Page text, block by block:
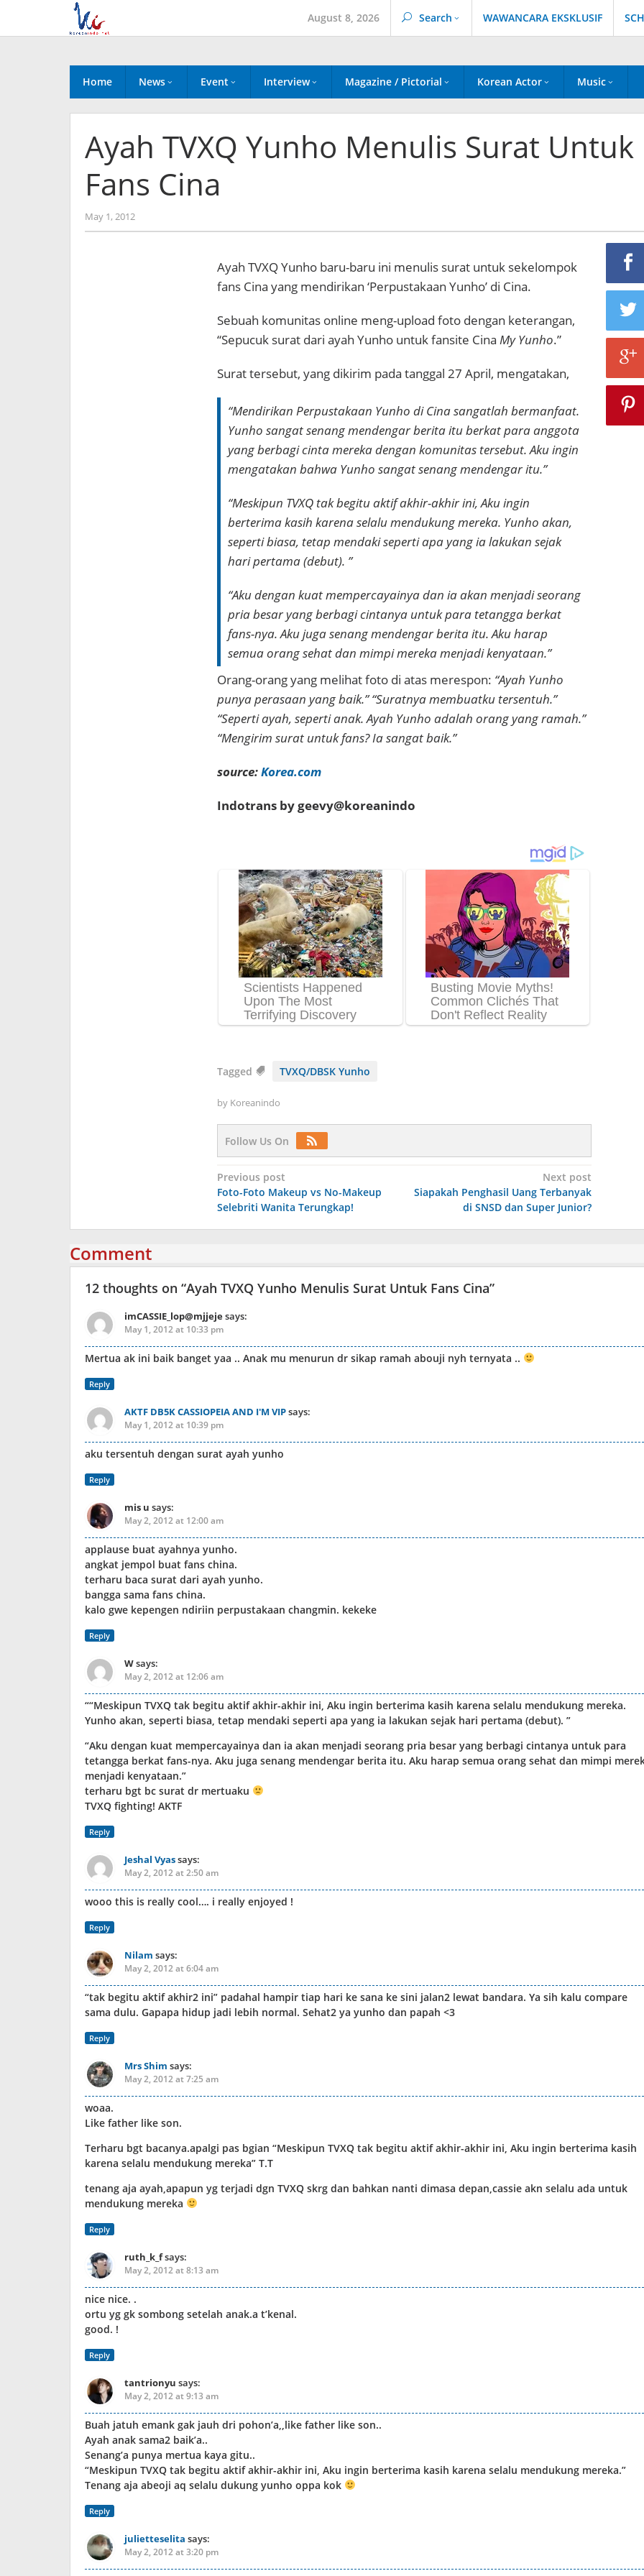
content
August 8, 2026 Search WAWANCARA EKSKLUSIF
Home News Event Interview Magazine / Pictorial Korean Actor Music
Ayah TVXQ Yunho Menulis Surat Untuk
Fans Cina
May 1, 2012by
Koreanindo
Ayah TVXQ Yunho baru-baru ini menulis surat untuk sekelompok
fans Cina yang mendirikan ‘Perpustakaan Yunho’ di Cina.
Sebuah komunitas online meng-upload foto dengan keterangan,
“Sepucuk surat dari ayah Yunho untuk fansite Cina My Yunho.”
Surat tersebut, yang dikirim pada tanggal 27 April, mengatakan,
“Mendirikan Perpustakaan Yunho di Cina sangatlah bermanfaat.
Yunho sangat senang mendengar berita itu berkat para anggota
yang berbagi cinta mereka dengan komunitas tersebut. Aku ingin
mengatakan bahwa Yunho sangat senang mendengar itu.”
“Meskipun TVXQ tak begitu aktif akhir-akhir ini, Aku ingin
berterima kasih karena selalu mendukung mereka. Yunho akan,
seperti biasa, tetap mendaki seperti apa yang ia lakukan sejak
hari pertama (debut). ”
“Aku dengan kuat mempercayainya dan ia akan menjadi seorang
pria besar yang berbagi cintanya untuk para tetangga berkat
fans-nya. Aku juga senang mendengar berita itu. Aku harap
semua orang sehat dan mimpi mereka menjadi kenyataan.”
Orang-orang yang melihat foto di atas merespon: “Ayah Yunho
punya perasaan yang baik.” “Suratnya membuatku tersentuh.”
“Seperti ayah, seperti anak. Ayah Yunho adalah orang yang ramah.”
“Mengirim surat untuk fans? Ia sangat baik.”
source:Korea.com
Indotrans by geevy@koreanindo
Tagged TVXQ/DBSK Yunho
by Koreanindo
Follow Us On
Post
navigation
Previous post
Foto-Foto Makeup vs No-Makeup
Selebriti Wanita Terungkap!
Next post
Siapakah Penghasil Uang Terbanyak
di SNSD dan Super Junior?
Comment
12 thoughts on “Ayah TVXQ Yunho Menulis Surat Untuk Fans Cina”
imCASSIE_lop@mjjejesays:
May 1, 2012 at 10:33 pm
Mertua ak ini baik banget yaa .. Anak mu menurun dr sikap ramah abouji nyh ternyata ..
Reply
AKTF DB5K CASSIOPEIA AND I'M VIPsays:
May 1, 2012 at 10:39 pm
aku tersentuh dengan surat ayah yunho
Reply
mis u says:
May 2, 2012 at 12:00 am
applause buat ayahnya yunho.
angkat jempol buat fans china.
terharu baca surat dari ayah yunho.
bangga sama fans china.
kalo gwe kepengen ndiriin perpustakaan changmin. kekeke
Reply
Wsays:
May 2, 2012 at 12:06 am
““Meskipun TVXQ tak begitu aktif akhir-akhir ini, Aku ingin berterima kasih karena selalu mendukung mereka.
Yunho akan, seperti biasa, tetap mendaki seperti apa yang ia lakukan sejak hari pertama (debut). ”
“Aku dengan kuat mempercayainya dan ia akan menjadi seorang pria besar yang berbagi cintanya untuk para
tetangga berkat fans-nya. Aku juga senang mendengar berita itu. Aku harap semua orang sehat dan mimpi
menjadi kenyataan.”
terharu bgt bc surat dr mertuaku
TVXQ fighting! AKTF
Reply
Jeshal Vyassays:
May 2, 2012 at 2:50 am
wooo this is really cool…. i really enjoyed !
Reply
Nilam says:
May 2, 2012 at 6:04 am
“tak begitu aktif akhir2 ini” padahal hampir tiap hari ke sana ke sini jalan2 lewat bandara. Ya sih kalu compare
sama dulu. Gapapa hidup jadi lebih normal. Sehat2 ya yunho dan papah <3
Reply
Mrs Shim says:
May 2, 2012 at 7:25 am
woaa.
Like father like son.
Terharu bgt bacanya.apalgi pas bgian “Meskipun TVXQ tak begitu aktif akhir-akhir ini, Aku ingin berterima kasih
karena selalu mendukung mereka” T.T
tenang aja ayah,apapun yg terjadi dgn TVXQ skrg dan bahkan nanti dimasa depan,cassie akn selalu ada untuk
mendukung mereka
Reply
ruth_k_fsays:
May 2, 2012 at 8:13 am
nice nice. .
ortu yg gk sombong setelah anak.a t’kenal.
good. !
Reply
tantrionyu says:
May 2, 2012 at 9:13 am
Buah jatuh emank gak jauh dri pohon’a,,like father like son..
Ayah anak sama2 baik’a..
Senang’a punya mertua kaya gitu..
“Meskipun TVXQ tak begitu aktif akhir-akhir ini, Aku ingin berterima kasih karena selalu mendukung mereka.”
Tenang aja abeoji aq selalu dukung yunho oppa kok
Reply
julietteselita says:
May 2, 2012 at 3:20 pm